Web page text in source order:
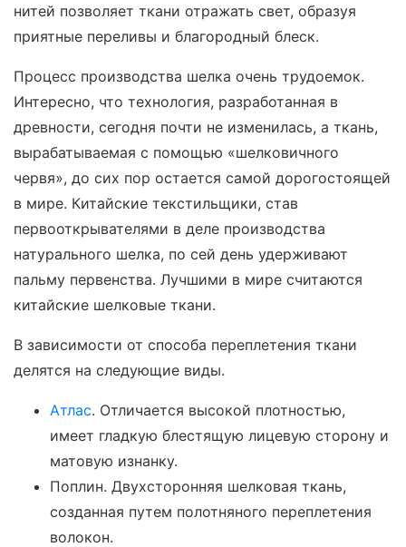
нитей позволяет ткани отражать свет, образуя
приятные переливы и благородный блеск.
Процесс производства шелка очень трудоемок.
Интересно, что технология, разработанная в
древности, сегодня почти не изменилась, а ткань,
вырабатываемая с помощью «шелковичного
червя», до сих пор остается самой дорогостоящей
в мире. Китайские текстильщики, став
первооткрывателями в деле производства
натурального шелка, по сей день удерживают
пальму первенства. Лучшими в мире считаются
китайские шелковые ткани.
В зависимости от способа переплетения ткани
делятся на следующие виды.
Атлас. Отличается высокой плотностью,
имеет гладкую блестящую лицевую сторону и
матовую изнанку.
Поплин. Двухсторонняя шелковая ткань,
созданная путем полотняного переплетения
волокон.